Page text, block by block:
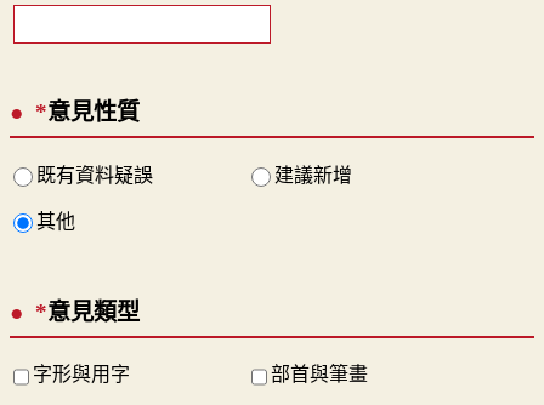
*意見性質
既有資料疑誤 建議新增
其他
*意見類型
字形與用字 部首與筆畫